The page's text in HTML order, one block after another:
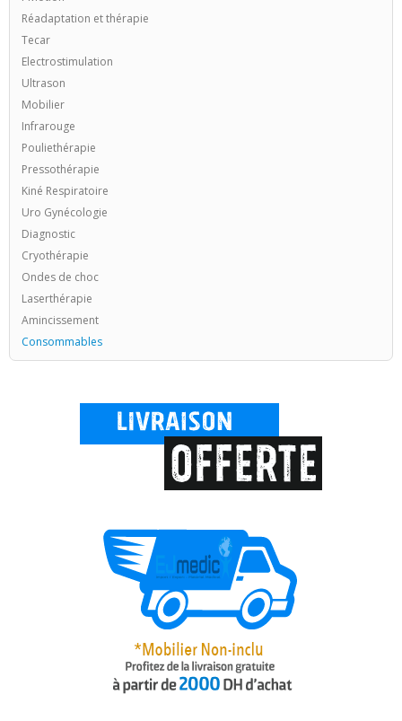
Réadaptation et thérapie
Tecar
Electrostimulation
Ultrason
Mobilier
Infrarouge
Pouliethérapie
Pressothérapie
Kiné Respiratoire
Uro Gynécologie
Diagnostic
Cryothérapie
Ondes de choc
Laserthérapie
Amincissement
Consommables